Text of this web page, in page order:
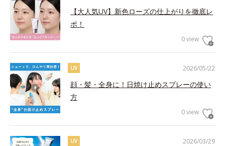
【大人気UV】新色ローズの仕上がりを徹底レ
ポ！
0 view
2026/05/22
UV
顔・髪・全身に！日焼け止めスプレーの使い
方
0 view
2026/03/29
UV